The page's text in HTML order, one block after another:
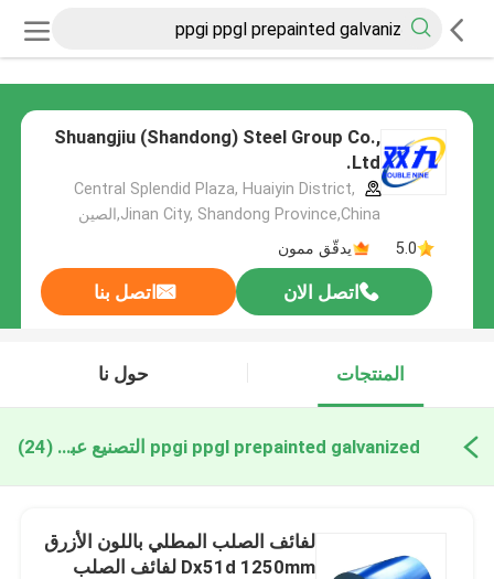
Shuangjiu (Shandong) Steel Group Co.,
Ltd.
Central Splendid Plaza, Huaiyin District,
Jinan City, Shandong Province,China,الصين
5.0
يدقّق ممون
اتصل الان اتصل بنا
المنتجات حول نا
ppgi ppgl prepainted galvanized التصنيع عبر الإنترنت (24)
لفائف الصلب المطلي باللون الأزرق
Dx51d 1250mm لفائف الصلب